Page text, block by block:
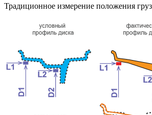
Традиционное измерение положения